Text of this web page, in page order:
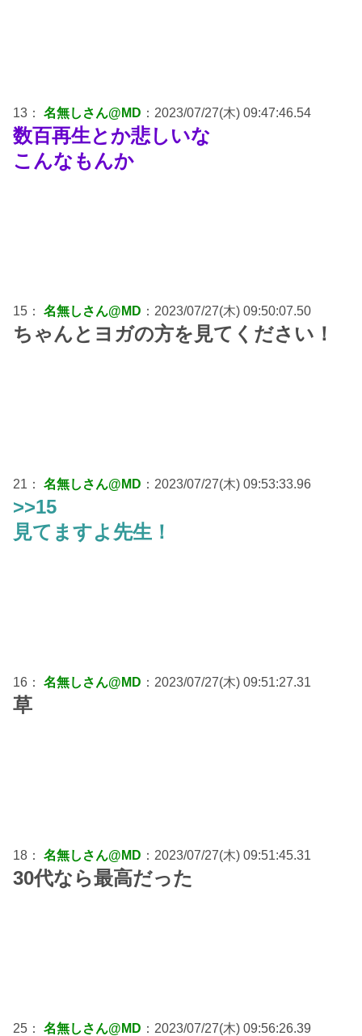
13： 名無しさん@MD ：2023/07/27(木) 09:47:46.54
数百再生とか悲しいな
こんなもんか
15： 名無しさん@MD ：2023/07/27(木) 09:50:07.50
ちゃんとヨガの方を見てください！
21： 名無しさん@MD ：2023/07/27(木) 09:53:33.96
>>15
見てますよ先生！
16： 名無しさん@MD ：2023/07/27(木) 09:51:27.31
草
18： 名無しさん@MD ：2023/07/27(木) 09:51:45.31
30代なら最高だった
25： 名無しさん@MD ：2023/07/27(木) 09:56:26.39